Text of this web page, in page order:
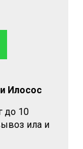
Илосос
до 10
ила и